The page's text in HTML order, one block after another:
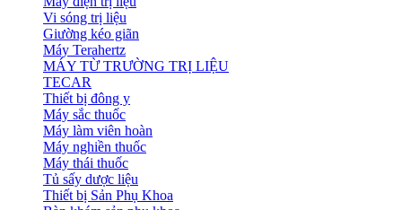
Vi sóng trị liệu
Giường kéo giãn
Máy Terahertz
MÁY TỪ TRƯỜNG TRỊ LIỆU
TECAR
Thiết bị đông y
Máy sắc thuốc
Máy làm viên hoàn
Máy nghiền thuốc
Máy thái thuốc
Tủ sấy dược liệu
Thiết bị Sản Phụ Khoa